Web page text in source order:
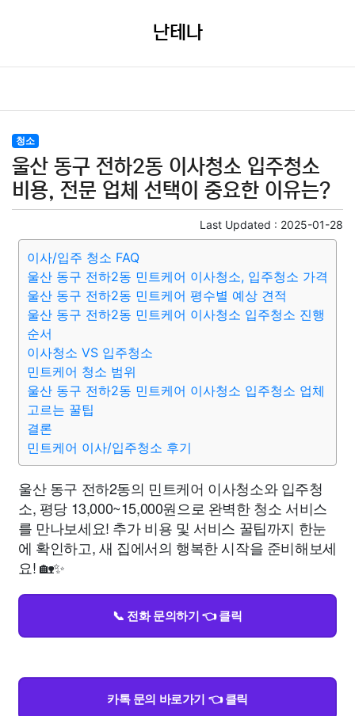
난테나
청소
울산 동구 전하2동 이사청소 입주청소
비용, 전문 업체 선택이 중요한 이유는?
Last Updated : 2025-01-28
이사/입주 청소 FAQ
울산 동구 전하2동 민트케어 이사청소, 입주청소 가격
울산 동구 전하2동 민트케어 평수별 예상 견적
울산 동구 전하2동 민트케어 이사청소 입주청소 진행
순서
이사청소 VS 입주청소
민트케어 청소 범위
울산 동구 전하2동 민트케어 이사청소 입주청소 업체
고르는 꿀팁
결론
민트케어 이사/입주청소 후기
울산 동구 전하2동의 민트케어 이사청소와 입주청
소, 평당 13,000~15,000원으로 완벽한 청소 서비스
를 만나보세요! 추가 비용 및 서비스 꿀팁까지 한눈
에 확인하고, 새 집에서의 행복한 시작을 준비해보세
요! 🏡✨
📞 전화 문의하기 👈 클릭
카톡 문의 바로가기 👈 클릭